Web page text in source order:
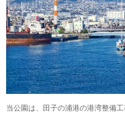
当公園は、田子の浦港の港湾整備